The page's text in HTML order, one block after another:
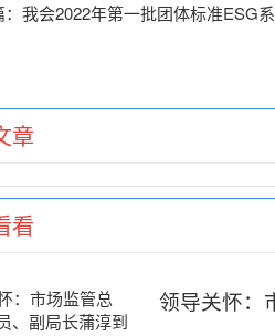
我会2022年第一批团体标准ESG
章
看
领导关怀：